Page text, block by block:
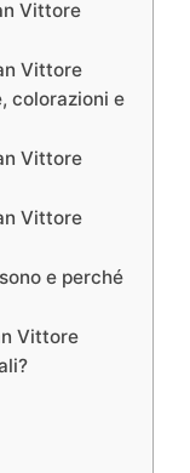
Vittore
Vittore
colorazioni e
Vittore
Vittore
e perché
Vittore